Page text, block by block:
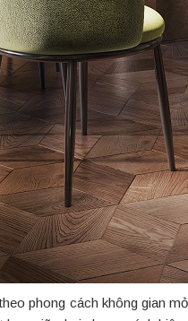
phong cách không gian